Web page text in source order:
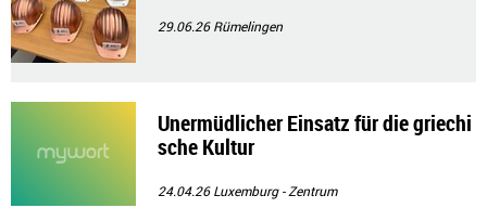
29.06.26Rümelingen
Unermüdlicher Einsatz für die griechi
sche Kultur
24.04.26Luxemburg - Zentrum